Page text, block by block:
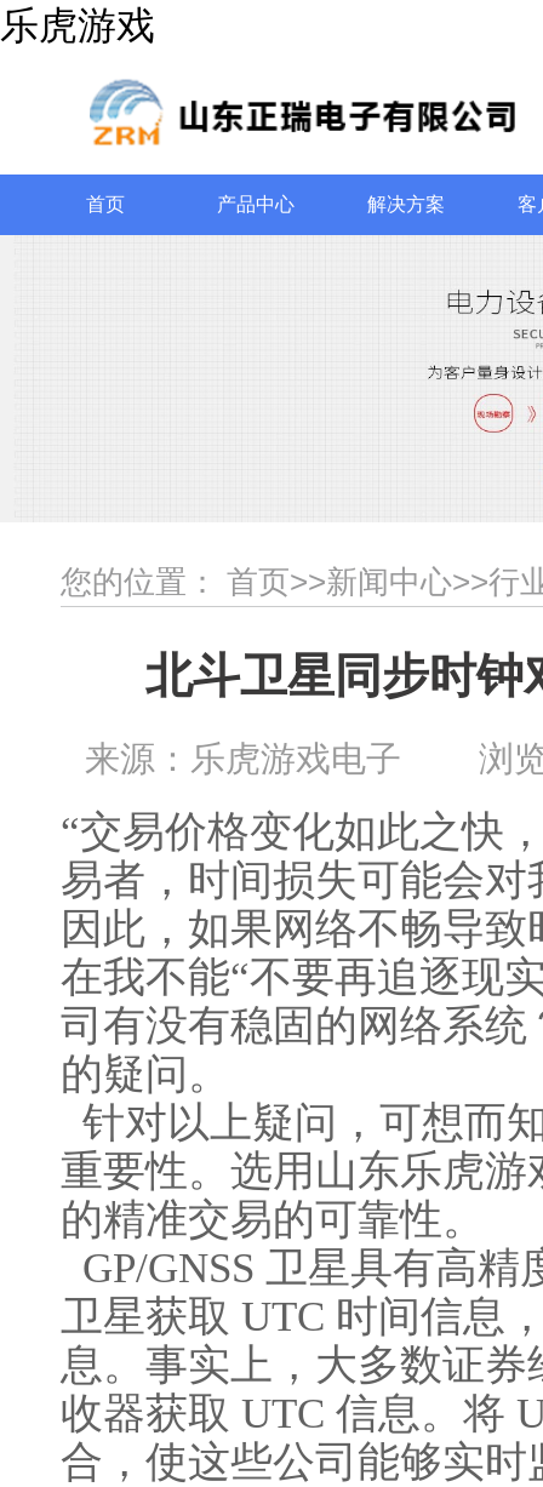
乐虎游戏
首页 产品中心 解决方案 客
您的位置： 首页>>新闻中心>>行
北斗卫星同步时钟
来源：乐虎游戏电子 浏
“交易价格变化如此之快
易者，时间损失可能会
因此，如果网络不畅导
在我不能“不要再追逐现
司有没有稳固的网络系
的疑问。
针对以上疑问，可想而
重要性。选用山东乐虎
的精准交易的可靠性。
GP/GNSS 卫星具有高
卫星获取 UTC 时间信息
息。事实上，大多数证券
收器获取 UTC 信息。将
合，使这些公司能够实时